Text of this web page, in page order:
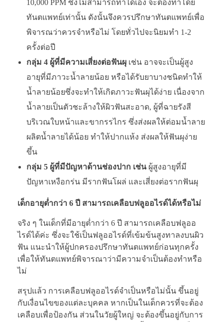
10,000 PPM ซึ่งไม่สามารถทำได้เอง จะต้องทำโดย
ทันตแพทย์เท่านั้น ดังนั้นจึงควรปรึกษาทันตแพทย์เพื่อ
พิจารณว่าควรจำหรือไม่ โดยทั่วไปจะนิยมทำ 1-2
ครั้งต่อปี
กลุ่ม 4 ผู้ที่มีความเสี่ยงต่อฟันผุเช่น อาจจะเป็นผู้สูง
อายุที่มีภาวะน้ำลายน้อย หรือได้รับยาบางชนิดทำให้
น้ำลายน้อยซึ่งจะทำให้เกิดภาวะฟันผุได้ง่าย เนื่องจาก
น้ำลายเป็นตัวชะล้างให้ผิวฟันสะอาด, ผู้ที่ฉายรังสี
บริเวณใบหน้าและขากรรไกร ซึ่งส่งผลให้ต่อมน้ำลาย
ผลิตน้ำลายได้น้อย ทำให้ปากแห้ง ส่งผลให้ฟันผุง่าย
ขึ้น
กลุ่ม 5 ผู้ที่มีปัญหาด้านช่องปาก เช่น ผู้สูงอายุที่มี
ปัญหาเหงือกร่น มีรากฟันโผล่ และเสี่ยงต่อรากฟันผุ
เด็กอายุต่ำกว่า 6 ปี สามารถเคลือบฟลูออไรด์ได้หรือไม่
จริง ๆ ในเด็กที่มีอายุต่ำกว่า 6 ปี สามารถเคลือบฟลูออ
ไรด์ได้ค่ะ ซึ่งจะใช้เป็นฟลูออไรด์ที่เข้มข้นสูงทาลงบนผิว
ฟัน แนะนำให้ผู้ปกครองปรึกษาทันตแพทย์ก่อนทุกครั้ง
เพื่อให้ทันตแพทย์พิจารณาว่ามีความจำเป็นต้องทำหรือ
ไม่
สรุปแล้ว การเคลือบฟลูออไรด์จำเป็นหรือไม่นั้น ขึ้นอยู่
กับเงื่อนไขของแต่ละบุคคล หากเป็นในเด็กควรที่จะต้อง
เคลือบเพื่อป้องกัน ส่วนในวัยผู้ใหญ่ จะต้องขึ้นอยู่กับการ